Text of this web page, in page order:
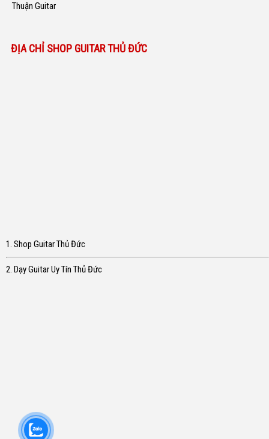
Thuận Guitar
ĐỊA CHỈ SHOP GUITAR THỦ ĐỨC
1. Shop Guitar Thủ Đức
2. Dạy Guitar Uy Tín Thủ Đức